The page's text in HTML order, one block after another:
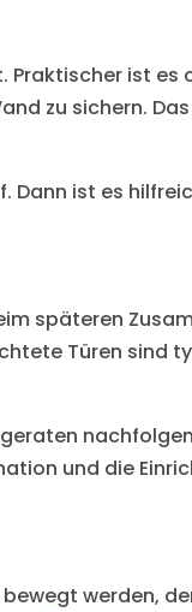
Praktischer ist es
zu sichern.
Dann ist es
späteren
Türen sind
und die
werden,